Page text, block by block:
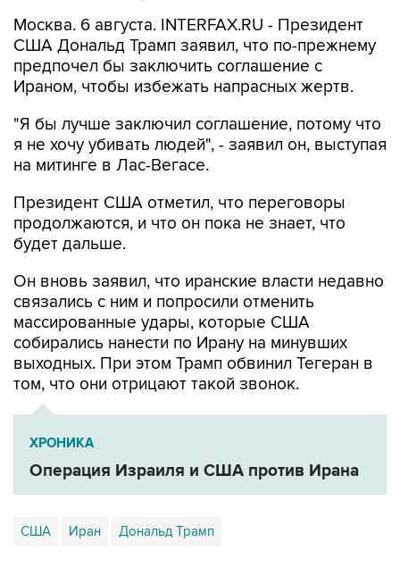
Москва. 6 августа. INTERFAX.RU - Президент
США Дональд Трамп заявил, что по-прежнему
предпочел бы заключить соглашение с
Ираном, чтобы избежать напрасных жертв.
"Я бы лучше заключил соглашение, потому что
я не хочу убивать людей", - заявил он, выступая
на митинге в Лас-Вегасе.
Президент США отметил, что переговоры
продолжаются, и что он пока не знает, что
будет дальше.
Он вновь заявил, что иранские власти недавно
связались с ним и попросили отменить
массированные удары, которые США
собирались нанести по Ирану на минувших
выходных. При этом Трамп обвинил Тегеран в
том, что они отрицают такой звонок.
ХРОНИКА
Операция Израиля и США против Ирана
США Иран Дональд Трамп